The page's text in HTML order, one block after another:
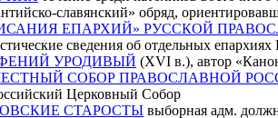
славянский» обряд,
ЕПАРХИЙ» РУССКОЙ
сведения об отдельных
УРОДИВЫЙ (XVI в.), автор
СОБОР ПРАВОСЛАВНОЙ
Церковный Собор
СТАРОСТЫ выборная адм.